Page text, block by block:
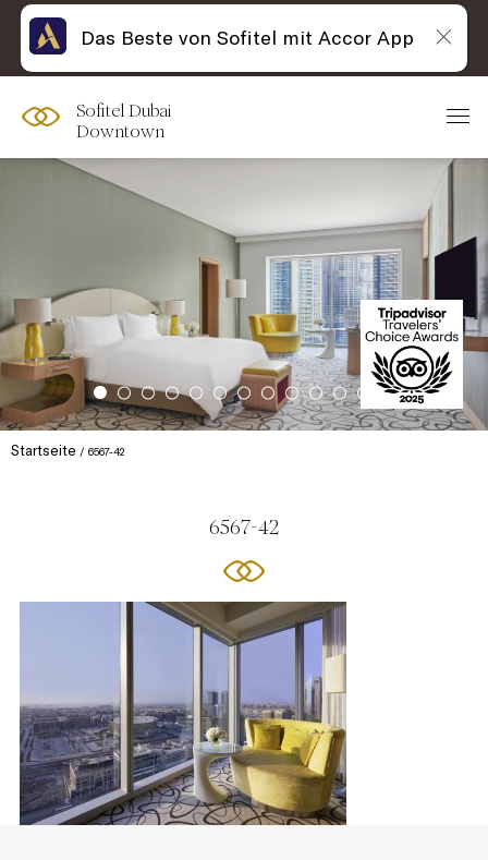
Sofitel Dubai
Downtown
Startseite 6567-42
6567-42
Das Beste von Sofitel mit Accor App